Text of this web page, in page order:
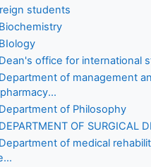
students
Biochemistry
BIology
Dean's office for international
Department of management
Department of Philosophy
DEPARTMENT OF SURGICAL
Department of medical